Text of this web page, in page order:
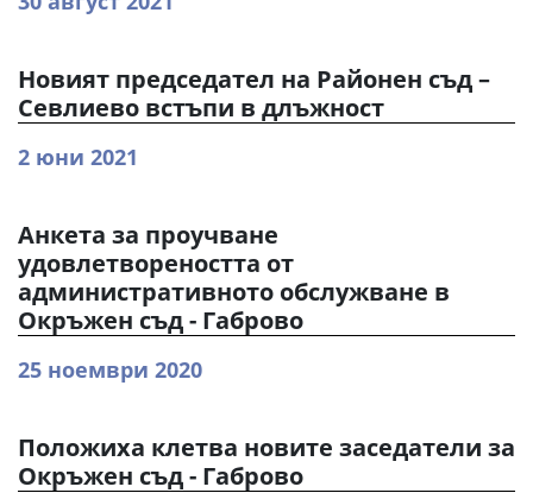
Новият председател на Районен съд –
Севлиево встъпи в длъжност
2 юни 2021
Анкета за проучване
удовлетвореността от
административното обслужване в
Окръжен съд - Габрово
25 ноември 2020
Положиха клетва новите заседатели за
Окръжен съд - Габрово